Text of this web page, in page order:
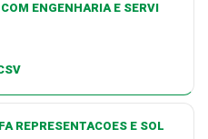
ENGENHARIA E SERVI
REPRESENTACOES E SOL